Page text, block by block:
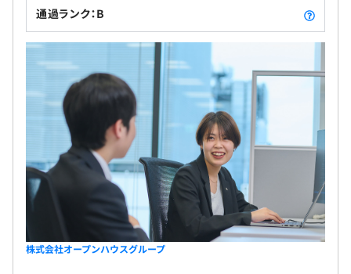
通過ランク：B
株式会社オープンハウスグループ